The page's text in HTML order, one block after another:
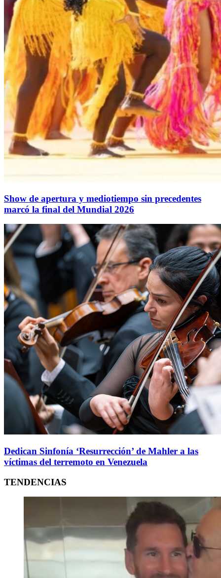
Show de apertura y mediotiempo sin precedentes
marcó la final del Mundial 2026
Dedican Sinfonía ‘Resurrección’ de Mahler a las
víctimas del terremoto en Venezuela
TENDENCIAS